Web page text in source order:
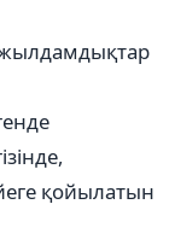
жылдамдықтар
қойылатын